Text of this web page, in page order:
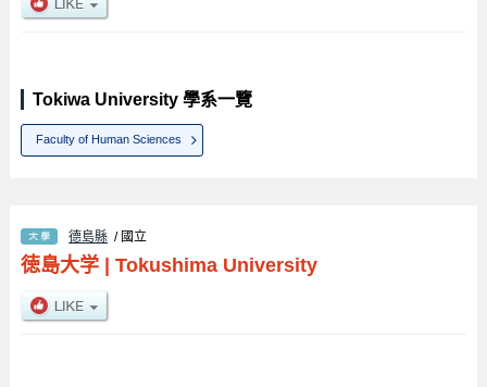
Tokiwa University 學系一覽
Faculty of Human Sciences
德島縣 / 國立
徳島大学| Tokushima University